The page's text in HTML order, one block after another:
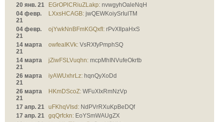
20 янв. 21
EGrOPlCRiuZLakp: nvwgyhOaleNqH
04 февр.
21
LXxsHCAGB: jwQEWKoiySrIulTM
04 февр.
21
ojYwkNnBFmKGQxfI: rPvXIlpaHxS
14 марта
21
owfeaIKVk: VsRXfyPmphSQ
14 марта
21
jZiwFSLVuqhn: mcpMhINVufeOkrtb
26 марта
21
iyAWUxhrLz: hqnQyXoDd
26 марта
21
HKmDScoZ: WFuXIxRmNzVp
17 апр. 21 uFKhqVIsd: NdPVrRXuKpBeDQf
17 апр. 21
gqQrfckn: EoYSmWAUgZX